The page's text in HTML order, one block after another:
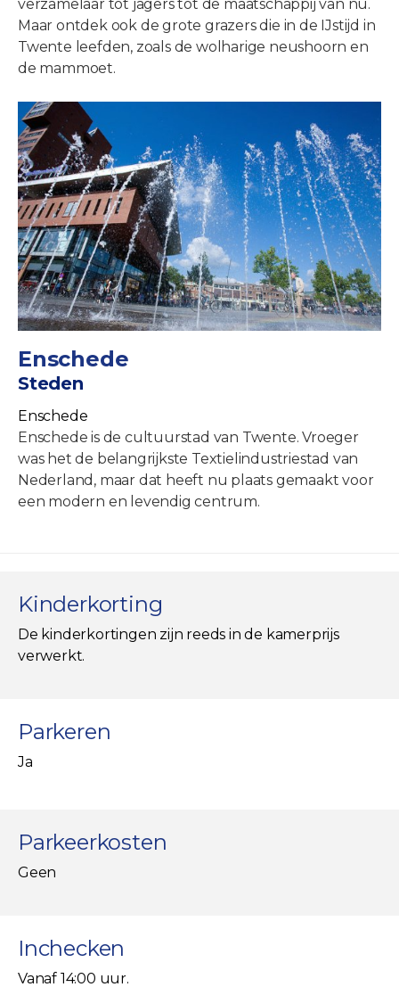
verzamelaar tot jagers tot de maatschappij van nu.
Maar ontdek ook de grote grazers die in de IJstijd in
Twente leefden, zoals de wolharige neushoorn en
de mammoet.
Enschede
Steden
Enschede
Enschede is de cultuurstad van Twente. Vroeger
was het de belangrijkste Textielindustriestad van
Nederland, maar dat heeft nu plaats gemaakt voor
een modern en levendig centrum.
Kinderkorting
De kinderkortingen zijn reeds in de kamerprijs
verwerkt.
Parkeren
Ja
Parkeerkosten
Geen
Inchecken
Vanaf 14:00 uur.